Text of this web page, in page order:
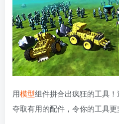
用模型组件拼合出疯狂的工具！
夺取有用的配件，令你的工具更